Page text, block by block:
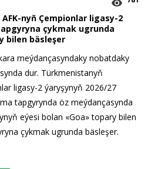
nyň Çempionlar ligasy-2
çykmak ugrunda
bilen bäsleşer
meýdançasyndaky nobatdaky
dur. Türkmenistanyň
ligasy-2 ýaryşynyň 2026/27
tapgyrynda öz meýdançasynda
eýesi bolan «Goa» topary bilen
çykmak ugrunda bäsleşer.